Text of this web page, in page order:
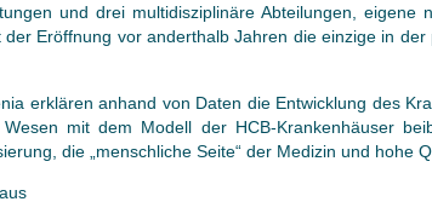
und drei multidisziplinäre Abteilungen,
der Eröffnung vor anderthalb Jahren die einzige in
erklären anhand von Daten die Entwicklung des
mit dem Modell der HCB-Krankenhäuser
die „menschliche Seite“ der Medizin und hohe